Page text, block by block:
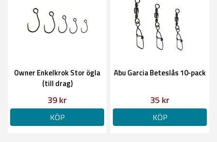
Owner Enkelkrok Stor ögla
(till drag)
39 kr
KÖP
Abu Garcia Beteslås 10-pack
35 kr
KÖP